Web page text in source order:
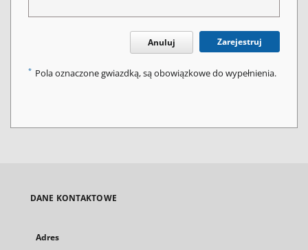
Anuluj Zarejestruj
* Pola oznaczone gwiazdką, są obowiązkowe do wypełnienia.
DANE KONTAKTOWE
Adres